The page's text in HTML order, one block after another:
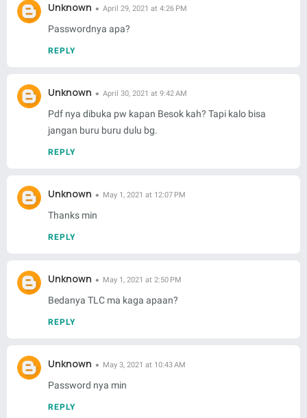
Unknown April 29, 2021 at 4:26 PM
Passwordnya apa?
REPLY
Unknown April 30, 2021 at 9:42 AM
Pdf nya dibuka pw kapan Besok kah? Tapi kalo bisa
jangan buru buru dulu bg.
REPLY
Unknown May 1, 2021 at 12:07 PM
Thanks min
REPLY
Unknown May 1, 2021 at 2:50 PM
Bedanya TLC ma kaga apaan?
REPLY
Unknown May 3, 2021 at 10:43 AM
Password nya min
REPLY